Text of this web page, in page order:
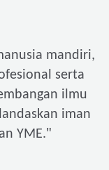
mandiri,
serta
ilmu
iman
YME."